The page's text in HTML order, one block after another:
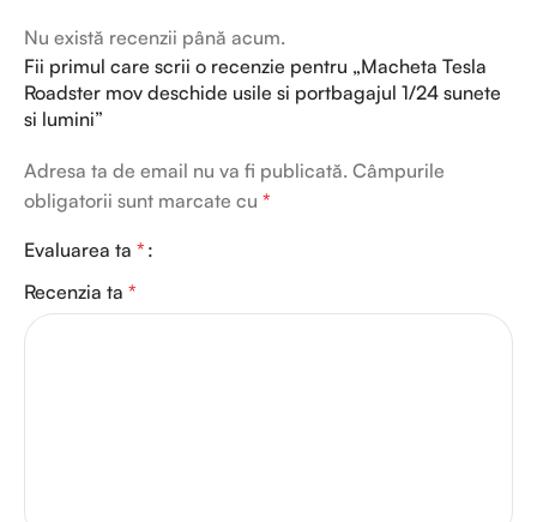
Nu există recenzii până acum.
Fii primul care scrii o recenzie pentru „Macheta Tesla
Roadster mov deschide usile si portbagajul 1/24 sunete
si lumini”
Adresa ta de email nu va fi publicată. Câmpurile
obligatorii sunt marcate cu *
Evaluarea ta *
Recenzia ta *